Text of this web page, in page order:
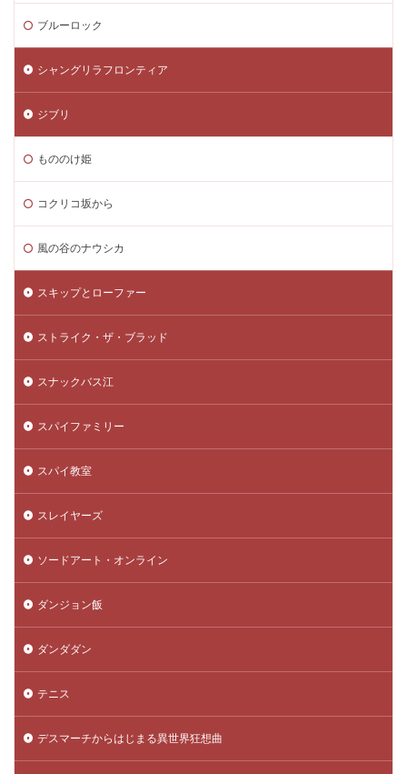
ブルーロック
シャングリラフロンティア
ジブリ
もののけ姫
コクリコ坂から
風の谷のナウシカ
スキップとローファー
ストライク・ザ・ブラッド
スナックバス江
スパイファミリー
スパイ教室
スレイヤーズ
ソードアート・オンライン
ダンジョン飯
ダンダダン
テニス
デスマーチからはじまる異世界狂想曲